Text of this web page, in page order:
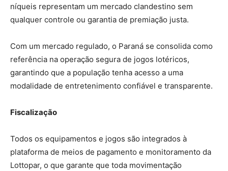
níqueis representam um mercado clandestino sem
qualquer controle ou garantia de premiação justa.
Com um mercado regulado, o Paraná se consolida como
referência na operação segura de jogos lotéricos,
garantindo que a população tenha acesso a uma
modalidade de entretenimento confiável e transparente.
Fiscalização
Todos os equipamentos e jogos são integrados à
plataforma de meios de pagamento e monitoramento da
Lottopar, o que garante que toda movimentação